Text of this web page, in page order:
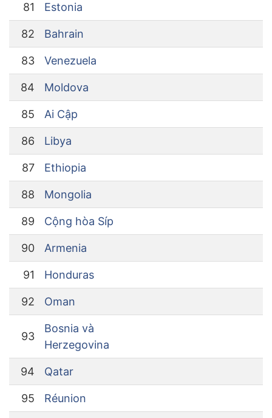
81 Estonia
82 Bahrain
83 Venezuela
84 Moldova
85 Ai Cập
86 Libya
87 Ethiopia
88 Mongolia
89 Cộng hòa Síp
90 Armenia
91 Honduras
92 Oman
93
Bosnia và
Herzegovina
94 Qatar
95 Réunion